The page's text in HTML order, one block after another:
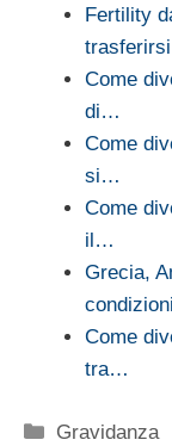
Fertility
Come
di…
Come
si…
Come
il…
Grecia,
Come
tra…
Categorie
Gravidanza